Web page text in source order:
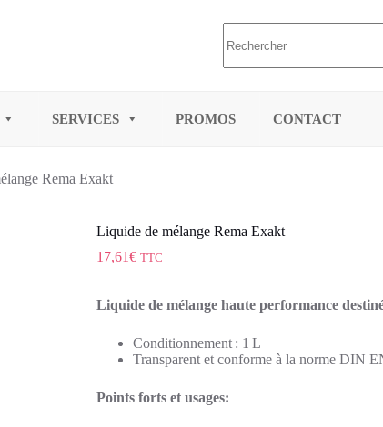
SERVICES PROMOS CONTACT
Rema Exakt
Liquide de mélange Rema Exakt
17,61€ TTC
Liquide de mélange haute performance
Conditionnement : 1 L
Transparent et conforme à la norme DIN
Points forts et usages: